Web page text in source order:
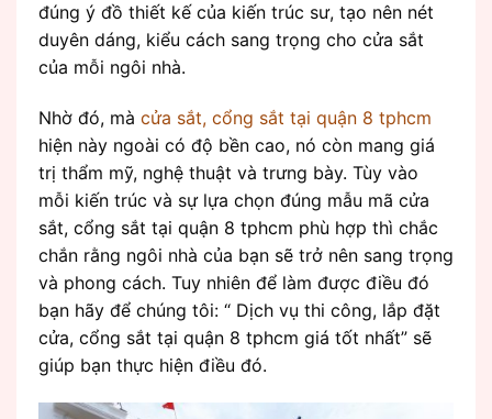
đúng ý đồ thiết kế của kiến trúc sư, tạo nên nét
duyên dáng, kiểu cách sang trọng cho cửa sắt
của mỗi ngôi nhà.
Nhờ đó, mà cửa sắt, cổng sắt tại quận 8 tphcm
hiện này ngoài có độ bền cao, nó còn mang giá
trị thẩm mỹ, nghệ thuật và trưng bày. Tùy vào
mỗi kiến trúc và sự lựa chọn đúng mẫu mã cửa
sắt, cổng sắt tại quận 8 tphcm phù hợp thì chắc
chắn rằng ngôi nhà của bạn sẽ trở nên sang trọng
và phong cách. Tuy nhiên để làm được điều đó
bạn hãy để chúng tôi: “ Dịch vụ thi công, lắp đặt
cửa, cổng sắt tại quận 8 tphcm giá tốt nhất” sẽ
giúp bạn thực hiện điều đó.